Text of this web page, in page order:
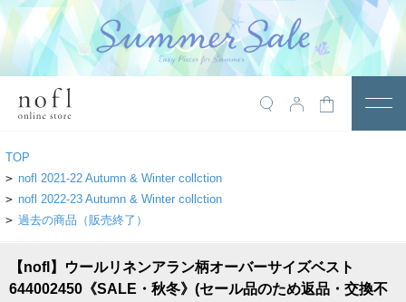
￥10,800税込以上で送料無料
トップス
アウター
サロペット
TOP
> nofl 2021-22 Autumn & Winter collction
> nofl 2022-23 Autumn & Winter collction
> 過去の商品（販売終了）
【nofl】ウールリネンアラン柄オーバーサイズベスト
644002450《SALE・秋冬》(セール品のため返品・交換不